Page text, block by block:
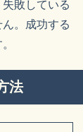
敗している
。成功する
法